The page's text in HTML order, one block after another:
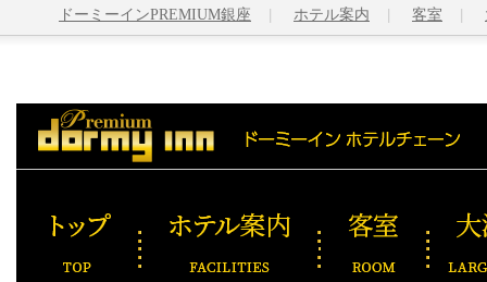
ドーミーインPREMIUM銀座 ホテル案内 客室